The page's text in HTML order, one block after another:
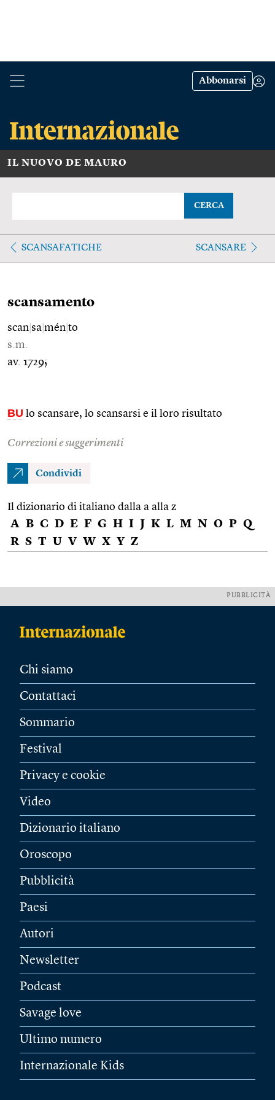
Abbonarsi
IL NUOVO DE MAURO
CERCA
SCANSAFATICHE SCANSARE
scansamento
scan sa mén to
s.m.
av. 1729;
BU lo scansare, lo scansarsi e il loro risultato
Correzioni e suggerimenti
Condividi
Il dizionario di italiano dalla a alla z
A B C D E F G H I J K L M N O P Q
R S T U V W X Y Z
PUBBLICITÀ
Chi siamo
Contattaci
Sommario
Festival
Privacy e cookie
Video
Dizionario italiano
Oroscopo
Pubblicità
Paesi
Autori
Newsletter
Podcast
Savage love
Ultimo numero
Internazionale Kids